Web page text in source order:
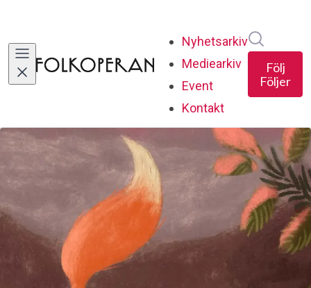
Nyhetsarkiv
Mediearkiv
Event
Kontakt
Följ
Följer